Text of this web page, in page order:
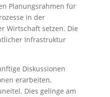
Planungsrahmen für
in der
Wirtschaft setzen. Die
Infrastruktur
Diskussionen
erarbeiten,
Dies gelinge am